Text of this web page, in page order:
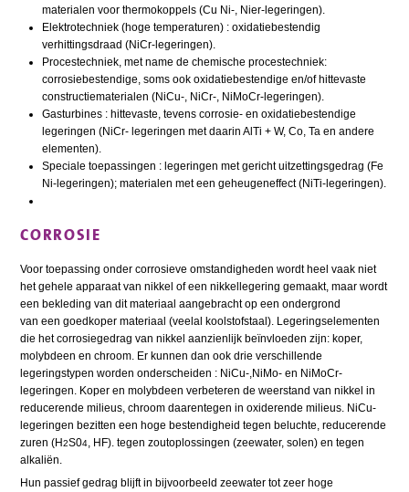
materialen voor thermokoppels (Cu Ni-, Nier-legeringen).
Elektrotechniek (hoge temperaturen) : oxidatiebestendig
verhittingsdraad (NiCr-legeringen).
Procestechniek, met name de chemische procestechniek:
corrosiebestendige, soms ook oxidatiebestendige en/of hittevaste
constructiematerialen (NiCu-, NiCr-, NiMoCr-legeringen).
Gasturbines : hittevaste, tevens corrosie- en oxidatiebestendige
legeringen (NiCr- legeringen met daarin AlTi + W, Co, Ta en andere
elementen).
Speciale toepassingen : legeringen met gericht uitzettingsgedrag (Fe
Ni-legeringen); materialen met een geheugeneffect (NiTi-legeringen).
CORROSIE
Voor toepassing onder corrosieve omstandigheden wordt heel vaak niet
het gehele apparaat van nikkel of een nikkellegering gemaakt, maar wordt
een bekleding van dit materiaal aangebracht op een ondergrond
van een goedkoper materiaal (veelal koolstofstaal). Legeringselementen
die het corrosiegedrag van nikkel aanzienlijk beïnvloeden zijn: koper,
molybdeen en chroom. Er kunnen dan ook drie verschillende
legeringstypen worden onderscheiden : NiCu-,NiMo- en NiMoCr-
legeringen. Koper en molybdeen verbeteren de weerstand van nikkel in
reducerende milieus, chroom daarentegen in oxiderende milieus. NiCu-
legeringen bezitten een hoge bestendigheid tegen beluchte, reducerende
zuren (H2S04
, HF). tegen zoutoplossingen (zeewater, solen) en tegen
alkaliën.
Hun passief gedrag blijft in bijvoorbeeld zeewater tot zeer hoge